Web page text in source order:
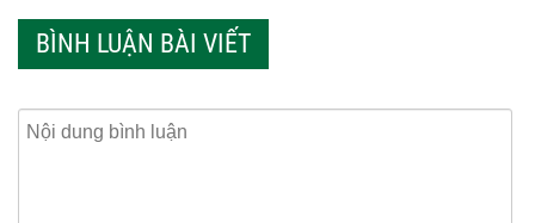
BÌNH LUẬN BÀI VIẾT